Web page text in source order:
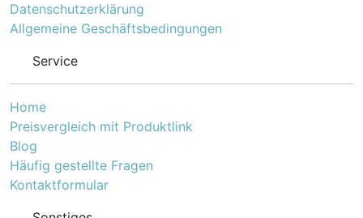
Datenschutzerklärung
Allgemeine Geschäftsbedingungen
Service
Home
Preisvergleich mit Produktlink
Blog
Häufig gestellte Fragen
Kontaktformular